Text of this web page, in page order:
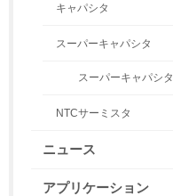
キャパシタ
スーパーキャパシタ
スーパーキャパシタ
NTCサーミスタ
ニュース
アプリケーション